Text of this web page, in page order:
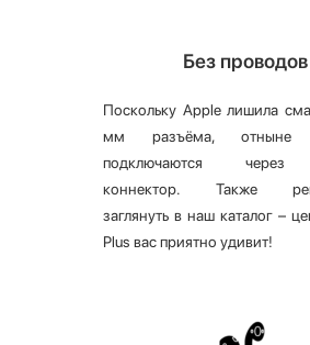
Без проводов
Поскольку Apple лишила
мм разъёма, отныне
подключаются через
коннектор. Также
заглянуть в наш каталог –
Plus вас приятно удивит!